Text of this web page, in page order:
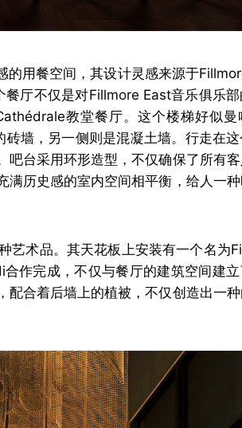
用餐空间，其设计灵感来源于
厅不仅是对Fillmore East音乐俱乐部
教堂餐厅。这个楼梯好似曼
墙，另一侧则是混凝土墙。行走在
台采用环形造型，不仅确保了所有
历史感的室内空间相平衡，给人一
艺术品。其天花板上安装有一个名为
作完成，不仅与餐厅的建筑空间建立
合着后墙上的植被，不仅创造出一